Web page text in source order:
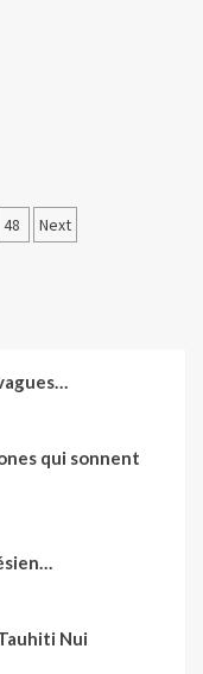
48 Next
qui sonnent
Nui